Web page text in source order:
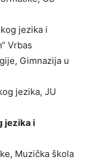
jezika i
Vrbas
Gimnazija u
jezika, JU
jezika i
Muzička škola